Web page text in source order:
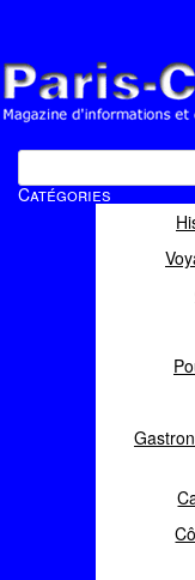
Magazine
Catégories